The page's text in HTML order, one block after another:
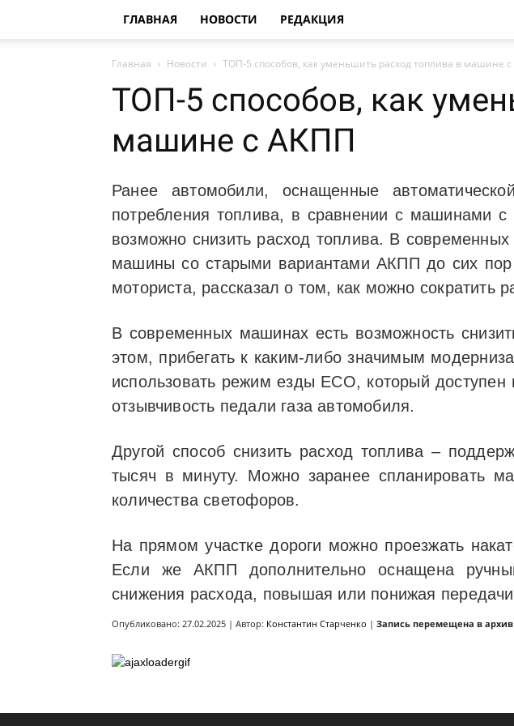
ГЛАВНАЯ НОВОСТИ РЕДАКЦИЯ
Главная Новости ТОП-5 способов, как уменьшить расход топлива в машине
ТОП-5 способов, как
машине с АКПП
Ранее автомобили, оснащенные
потребления топлива, в сравнении с машинами
возможно снизить расход топлива. В
машины со старыми вариантами АКПП до сих пор
моториста, рассказал о том, как можно сократить
В современных машинах есть возможность
этом, прибегать к каким-либо значимым
использовать режим езды ECO, который
отзывчивость педали газа автомобиля.
Другой способ снизить расход топлива –
тысяч в минуту. Можно заранее спланировать
количества светофоров.
На прямом участке дороги можно проезжать
Если же АКПП дополнительно оснащена
снижения расхода, повышая или понижая
Опубликовано: 27.02.2025 | Автор: Константин Старченко | Запись перемещена в архив